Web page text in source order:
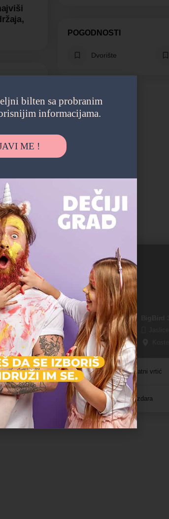
POGODNOSTI
Dvorište
i sledeće:
Predškolsko, Vrtić
kralja Aleksandra 43, Beograd, Srbija
Privatni vrtić
Zvezdara
bilten sa probranim
informacijama.
ME !